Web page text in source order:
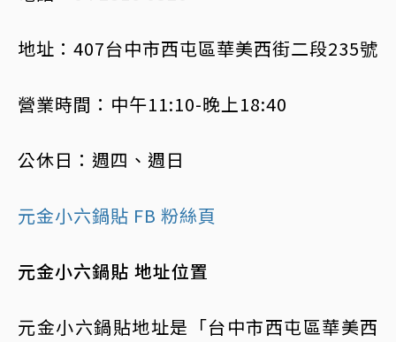
地址：407台中市西屯區華美西街二段235號
營業時間：中午11:10-晚上18:40
公休日：週四、週日
元金小六鍋貼 FB 粉絲頁
元金小六鍋貼 地址位置
元金小六鍋貼地址是「台中市西屯區華美西